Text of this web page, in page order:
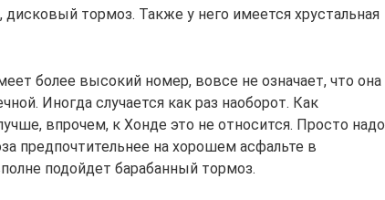
тормоз. Также у него имеется хрустальная
более высокий номер, вовсе не означает, что она
Иногда случается как раз наоборот. Как
впрочем, к Хонде это не относится. Просто надо
предпочтительнее на хорошем асфальте в
подойдет барабанный тормоз.